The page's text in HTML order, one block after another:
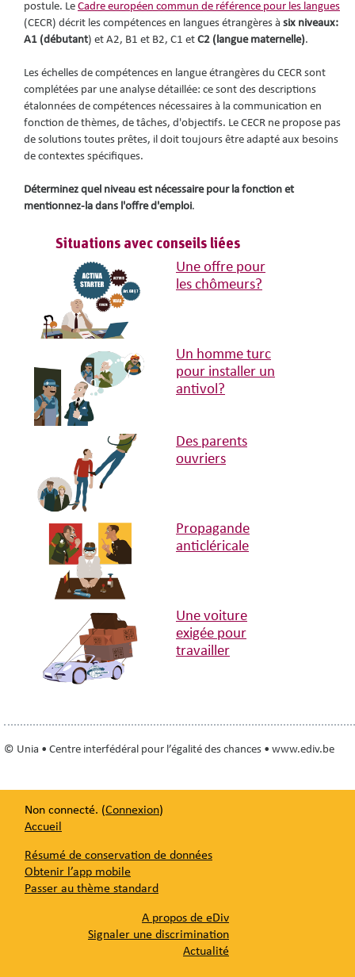
postule. Le Cadre européen commun de référence pour les langues
(CECR) décrit les compétences en langues étrangères à six niveaux:
A1 (débutant) et A2, B1 et B2, C1 et C2 (langue maternelle).
Les échelles de compétences en langue étrangères du CECR sont
complétées par une analyse détaillée: ce sont des descriptions
étalonnées de compétences nécessaires à la communication en
fonction de thèmes, de tâches, d'objectifs. Le CECR ne propose pas
de solutions toutes prêtes, il doit toujours être adapté aux besoins
de contextes spécifiques.
Déterminez quel niveau est nécessaire pour la fonction et
mentionnez-la dans l'offre d'emploi.
Situations avec conseils liées
Une offre pour
les chômeurs?
Un homme turc
pour installer un
antivol?
Des parents
ouvriers
Propagande
anticléricale
Une voiture
exigée pour
travailler
© Unia • Centre interfédéral pour l’égalité des chances • www.ediv.be
Non connecté. (Connexion)
Accueil
Résumé de conservation de données
Obtenir l’app mobile
Passer au thème standard
A propos de eDiv
Signaler une discrimination
Actualité